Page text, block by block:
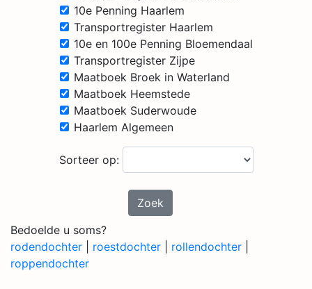
10e Penning Haarlem
Transportregister Haarlem
10e en 100e Penning Bloemendaal
Transportregister Zijpe
Maatboek Broek in Waterland
Maatboek Heemstede
Maatboek Suderwoude
Haarlem Algemeen
Sorteer op:
Zoek
Bedoelde u soms?
rodendochter
roestdochter rollendochter
roppendochter